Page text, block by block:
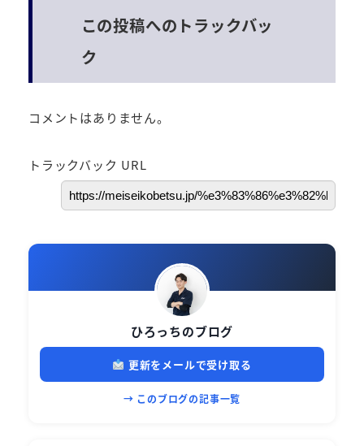
この投稿へのトラックバッ
ク
コメントはありません。
トラックバック URL
ひろっちのブログ
更新をメールで受け取る
→ このブログの記事一覧